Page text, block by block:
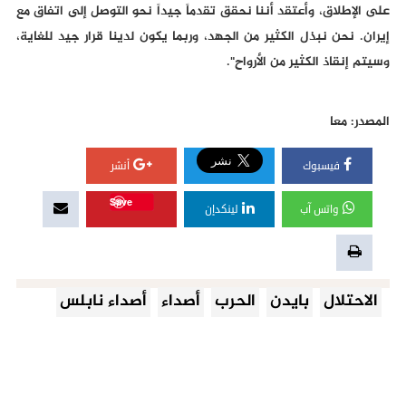
على الإطلاق، وأعتقد أننا نحقق تقدماً جيداً نحو التوصل إلى اتفاق مع
إيران. نحن نبذل الكثير من الجهد، وربما يكون لدينا قرار جيد للغاية،
وسيتم إنقاذ الكثير من الأرواح".
المصدر: معا
فيسبوك أنشر
واتس آب لينكدإن
Save
الاحتلال بايدن الحرب أصداء أصداء نابلس